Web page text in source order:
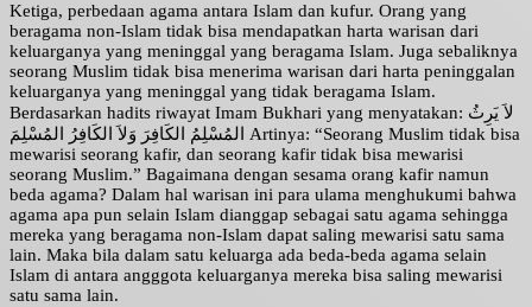
Ketiga, perbedaan agama antara Islam dan kufur. Orang yang
beragama non-Islam tidak bisa mendapatkan harta warisan dari
keluarganya yang meninggal yang beragama Islam. Juga sebaliknya
seorang Muslim tidak bisa menerima warisan dari harta peninggalan
keluarganya yang meninggal yang tidak beragama Islam.
Berdasarkan hadits riwayat Imam Bukhari yang menyatakan: لاَ يَرِثُ
المُسْلِمُ الكَافِرَ وَلاَ الكَافِرُ المُسْلِمَ Artinya: “Seorang Muslim tidak bisa
mewarisi seorang kafir, dan seorang kafir tidak bisa mewarisi
seorang Muslim.” Bagaimana dengan sesama orang kafir namun
beda agama? Dalam hal warisan ini para ulama menghukumi bahwa
agama apa pun selain Islam dianggap sebagai satu agama sehingga
mereka yang beragama non-Islam dapat saling mewarisi satu sama
lain. Maka bila dalam satu keluarga ada beda-beda agama selain
Islam di antara angggota keluarganya mereka bisa saling mewarisi
satu sama lain.